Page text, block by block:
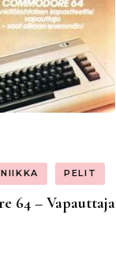
PELIT
64 – Vapauttaja